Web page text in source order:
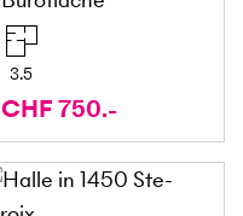
3.5
CHF 750.-